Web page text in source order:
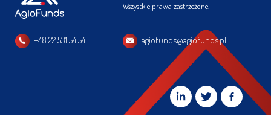
Wszystkie prawa zastrzeżone.
+48 22 531 54 54 agiofunds@agiofunds.pl